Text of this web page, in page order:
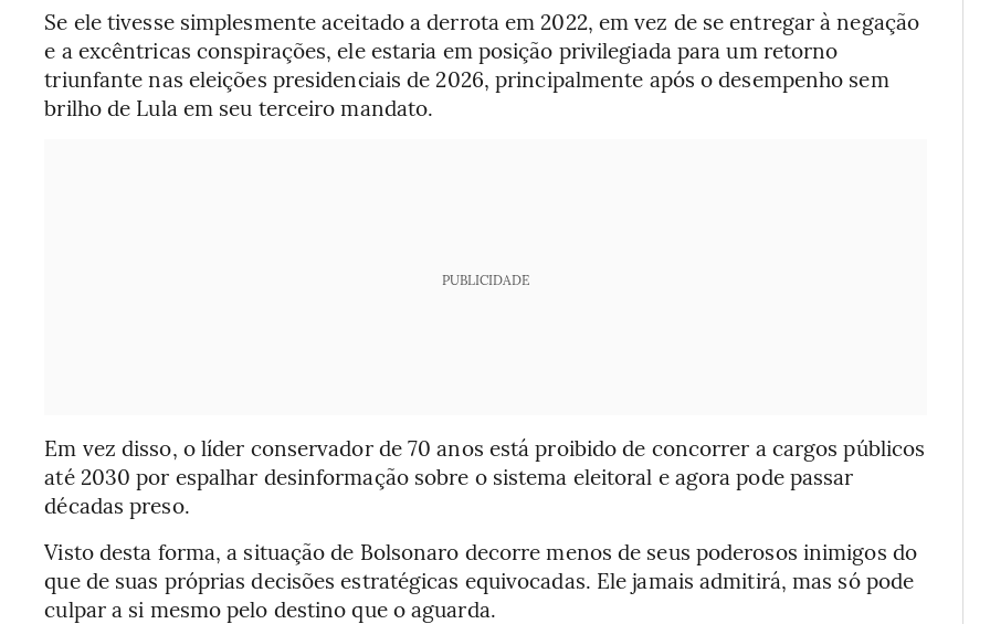
Se ele tivesse simplesmente aceitado a derrota em 2022, em vez de se entregar à negação
e a excêntricas conspirações, ele estaria em posição privilegiada para um retorno
triunfante nas eleições presidenciais de 2026, principalmente após o desempenho sem
brilho de Lula em seu terceiro mandato.
PUBLICIDADE
Em vez disso, o líder conservador de 70 anos está proibido de concorrer a cargos públicos
até 2030 por espalhar desinformação sobre o sistema eleitoral e agora pode passar
décadas preso.
Visto desta forma, a situação de Bolsonaro decorre menos de seus poderosos inimigos do
que de suas próprias decisões estratégicas equivocadas. Ele jamais admitirá, mas só pode
culpar a si mesmo pelo destino que o aguarda.